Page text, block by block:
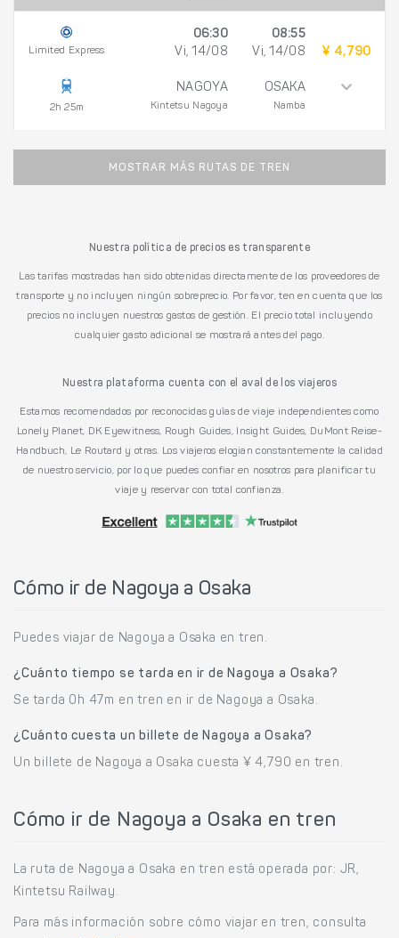
Limited Express
2h 25m
06:30
Vi, 14/08
NAGOYA
Kintetsu Nagoya
08:55
Vi, 14/08
OSAKA
Namba
¥ 4,790
MOSTRAR MÁS RUTAS DE TREN
Nuestra política de precios es transparente
Las tarifas mostradas han sido obtenidas directamente de los proveedores de
transporte y no incluyen ningún sobreprecio. Por favor, ten en cuenta que los
precios no incluyen nuestros gastos de gestión. El precio total incluyendo
cualquier gasto adicional se mostrará antes del pago.
Nuestra plataforma cuenta con el aval de los viajeros
Estamos recomendados por reconocidas guías de viaje independientes como
Lonely Planet, DK Eyewitness, Rough Guides, Insight Guides, DuMont Reise-
Handbuch, Le Routard y otras. Los viajeros elogian constantemente la calidad
de nuestro servicio, por lo que puedes confiar en nosotros para planificar tu
viaje y reservar con total confianza.
Cómo ir de Nagoya a Osaka
Puedes viajar de Nagoya a Osaka en tren.
¿Cuánto tiempo se tarda en ir de Nagoya a Osaka?
Se tarda 0h 47m en tren en ir de Nagoya a Osaka.
¿Cuánto cuesta un billete de Nagoya a Osaka?
Un billete de Nagoya a Osaka cuesta ¥ 4,790 en tren.
Cómo ir de Nagoya a Osaka en tren
La ruta de Nagoya a Osaka en tren está operada por: JR,
Kintetsu Railway.
Para más información sobre cómo viajar en tren, consulta